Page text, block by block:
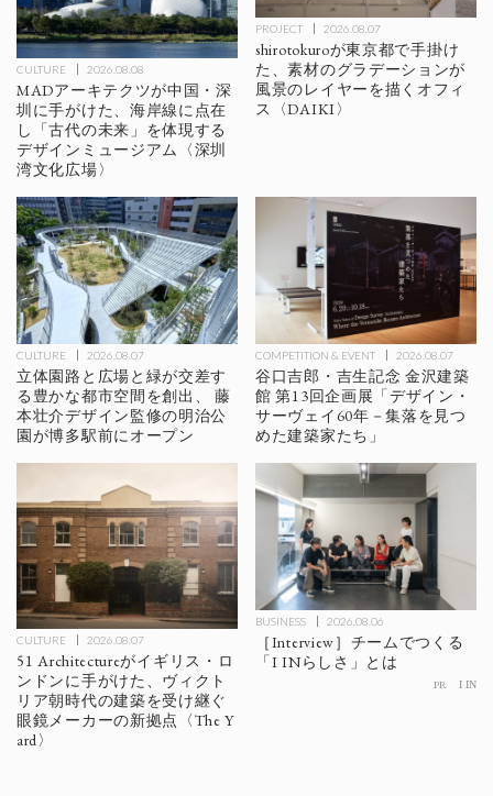
CULTURE 2026.08.08
MADアーキテクツが中国・深
圳に手がけた、海岸線に点在
し「古代の未来」を体現する
デザインミュージアム〈深圳
湾文化広場〉
PROJECT 2026.08.07
shirotokuroが東京都で手掛け
た、素材のグラデーションが
風景のレイヤーを描くオフィ
ス〈DAIKI〉
CULTURE 2026.08.07
立体園路と広場と緑が交差す
る豊かな都市空間を創出、 藤
本壮介デザイン監修の明治公
園が博多駅前にオープン
COMPETITION & EVENT 2026.08.07
谷口吉郎・吉生記念 金沢建築
館 第13回企画展「デザイン・
サーヴェイ60年－集落を見つ
めた建築家たち」
CULTURE 2026.08.07
51 Architectureがイギリス・ロ
ンドンに手がけた、ヴィクト
リア朝時代の建築を受け継ぐ
眼鏡メーカーの新拠点〈The Y
ard〉
BUSINESS 2026.08.06
［Interview］チームでつくる
「I INらしさ」とは
PR I IN